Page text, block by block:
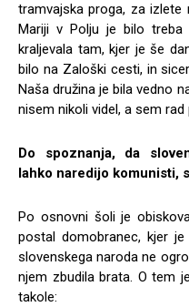
tramvajska proga, za izlete
Mariji v Polju je bilo
kraljevala tam, kjer je še
bilo na Zaloški cesti, in
Naša družina je bila vedno
nisem nikoli videl, a sem
Do spoznanja, da
lahko naredijo komunisti,
Po osnovni šoli je
postal domobranec, kjer
slovenskega naroda ne
njem zbudila brata. O tem
takole: